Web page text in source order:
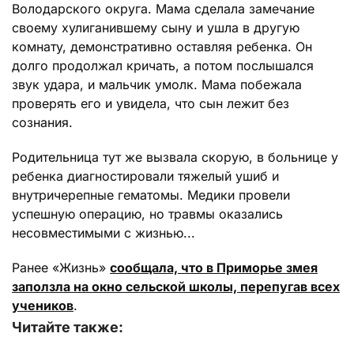
Володарского округа. Мама сделала замечание
своему хулиганившему сыну и ушла в другую
комнату, демонстративно оставляя ребенка. Он
долго продолжал кричать, а потом послышался
звук удара, и мальчик умолк. Мама побежала
проверять его и увидела, что сын лежит без
сознания.
Родительница тут же вызвала скорую, в больнице у
ребенка диагностировали тяжелый ушиб и
внутричерепные гематомы. Медики провели
успешную операцию, но травмы оказались
несовместимыми с жизнью...
Ранее «Жизнь» сообщала, что в Приморье змея
заползла на окно сельской школы, перепугав всех
учеников.
Читайте также: